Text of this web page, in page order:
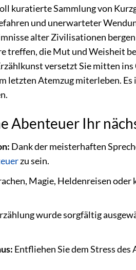
kuratierte Sammlung von
und unerwarteter
alter Zivilisationen
treffen, die Mut und Weisheit
versetzt Sie mitten
letzten Atemzug miterleben.
Abenteuer Ihr
Dank der meisterhaften
zu sein.
Magie, Heldenreisen
wurde sorgfältig
Entfliehen Sie dem Stress des